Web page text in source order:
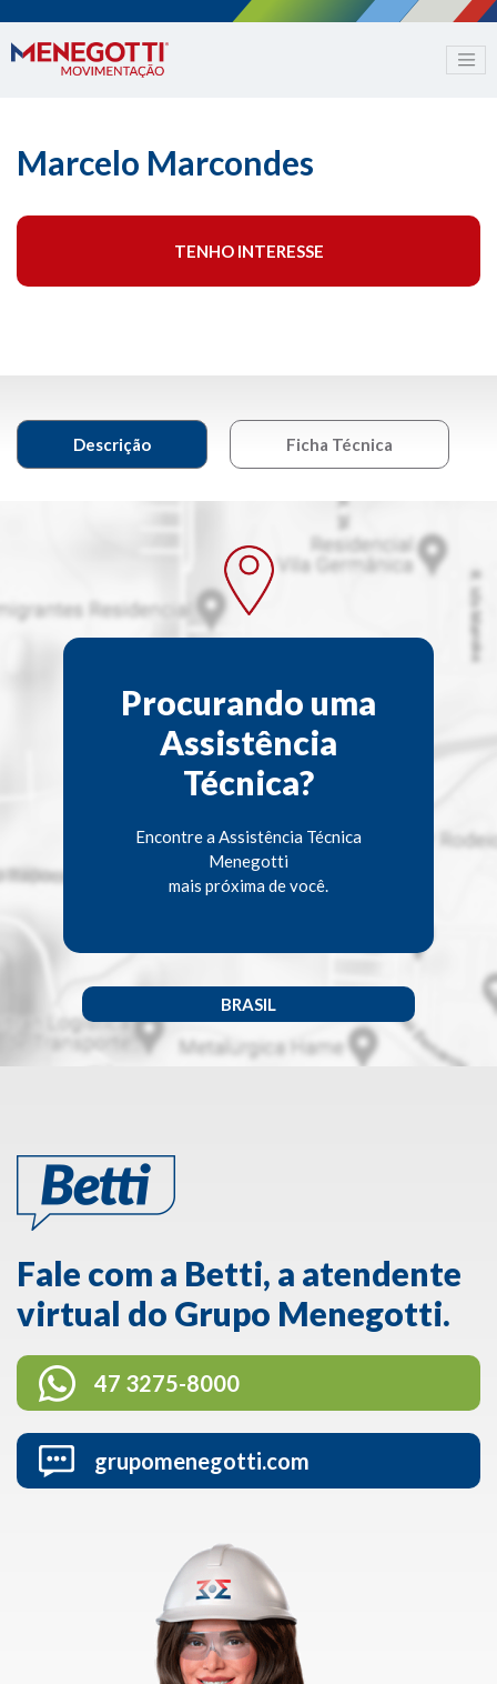
Marcelo Marcondes
TENHO INTERESSE
Descrição Ficha Técnica
Procurando uma
Assistência
Técnica?
Encontre a Assistência Técnica
Menegotti
mais próxima de você.
BRASIL
Fale com a Betti, a atendente
virtual do Grupo Menegotti.
47 3275-8000
grupomenegotti.com